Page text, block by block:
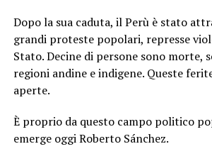
Dopo la sua caduta, il Perù è stato
grandi proteste popolari, represse
Stato. Decine di persone sono
regioni andine e indigene. Queste
aperte.
È proprio da questo campo politico
emerge oggi Roberto Sánchez.